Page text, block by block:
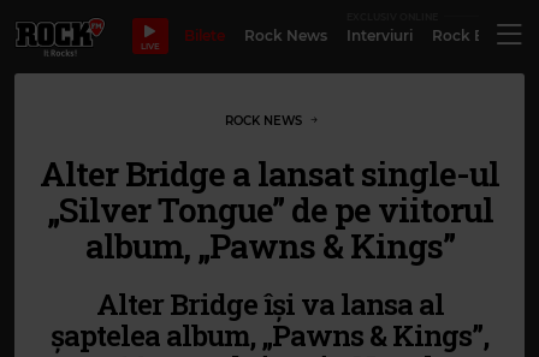
LIVE
Bilete Rock News Interviuri Rock
ROCK NEWS
Alter Bridge a lansat single-ul
„Silver Tongue” de pe viitorul
album, „Pawns & Kings”
Alter Bridge își va lansa al
șaptelea album, „Pawns & Kings”,